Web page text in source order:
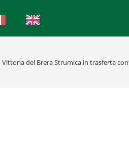
Vittoria del Brera Strumica in trasferta